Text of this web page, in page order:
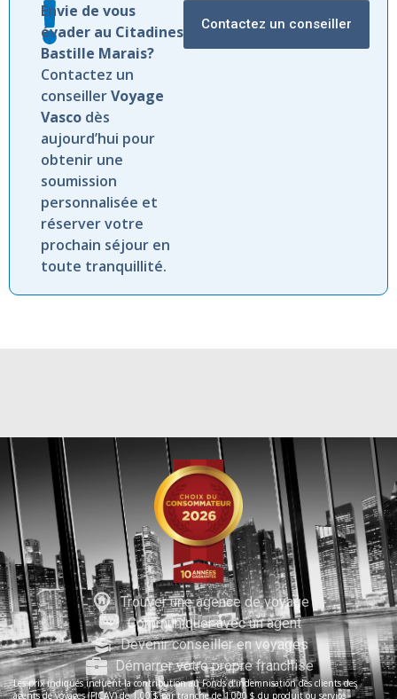
Envie de vous
évader au Citadines
Bastille Marais?
Contactez un
conseillerVoyage
Vasco dès
aujourd’hui pour
obtenir une
soumission
personnalisée et
réserver votre
prochain séjour en
toute tranquillité.
Contactez un conseiller
Trouver une agence de voyage
Communiquer avec un agent
Devenir conseiller en voyages
Démarrer votre propre franchise
Les prix indiqués incluent la contribution au Fonds d’indemnisation des clients des
agents de voyages (FICAV) de 1,00 $ par tranche de 1 000 $ du produit ou service